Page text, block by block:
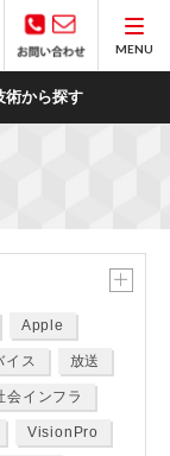
MENU
術から探す
Apple
イス 放送
会インフラ
VisionPro